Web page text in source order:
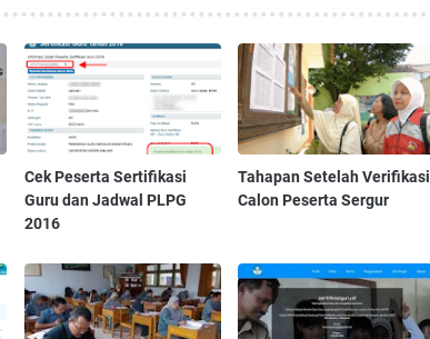
Cek Peserta Sertifikasi
Guru dan Jadwal PLPG
2016
Tahapan Setelah Verifikasi
Calon Peserta Sergur